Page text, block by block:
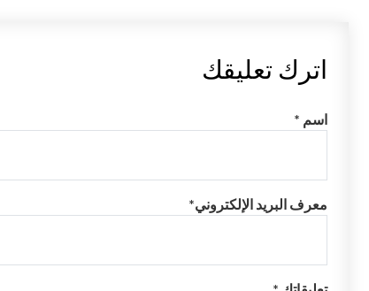
اترك تعليقك
اسم *
معرف البريد الإلكتروني*